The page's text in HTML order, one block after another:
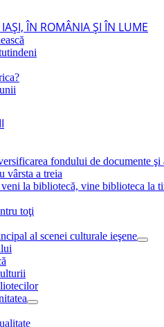
ÎN ROMÂNIA ŞI ÎN LUME
fondului de documente
vârsta a treia
la bibliotecă, vine biblioteca la
toţi
al scenei culturale ieşene